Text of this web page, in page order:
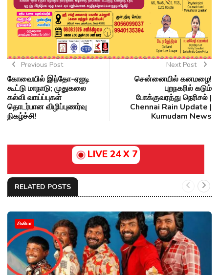
Previous Post
கோவையில் இந்தோ-ஏஐடி
கூட்டு மாநாடு; முதுகலை
கல்வி வாய்ப்புகள்
தொடர்பான விழிப்புணர்வு
நிகழ்ச்சி!
Next Post
சென்னையில் கனமழை!
புறநகரில் கடும்
போக்குவரத்து நெரிசல் |
Chennai Rain Update |
Kumudam News
LIVE 24 X 7
RELATED POSTS
சினிமா